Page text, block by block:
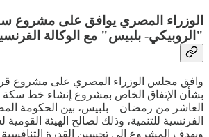
الوزراء المصري يوافق على مشروع
"الروبيكي- بلبيس" مع الوكالة
وافق مجلس الوزراء المصري على مشروع
بشأن الإتفاق الخاص بمشروع إنشاء خط سكة
العاشر من رمضان – بلبيس، بين الحكومة
الفرنسية للتنمية، وذلك لصالح الهيئة
ويهدف المشروع إلى تحسين القدرة التنافسية